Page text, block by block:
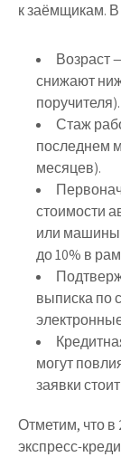
к заёмщикам. В
Возраст
снижают
поручителя).
Стаж
последнем
месяцев).
стоимости
или машины
до 10% в
выписка по
могут
заявки
Отметим, что в
экспресс-